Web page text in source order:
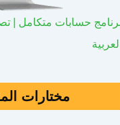
حسابات متكامل |
العربية
مختارات